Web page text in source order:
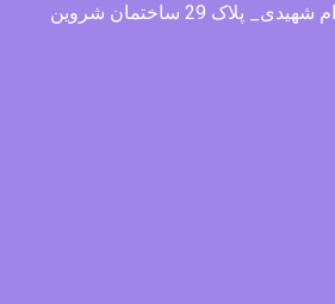
فرهنگ_نبش کوچه قوام شهیدی_ پلاک 29 ساختمان شروین